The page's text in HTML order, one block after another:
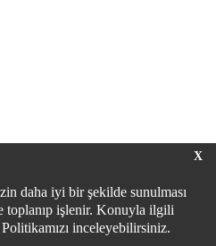
X
daha iyi bir şekilde sunulması
toplanıp işlenir. Konuyla ilgili
inceleyebilirsiniz.